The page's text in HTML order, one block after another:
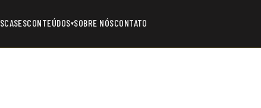
CASESCONTEÚDOS▾SOBRE NÓSCONTATO